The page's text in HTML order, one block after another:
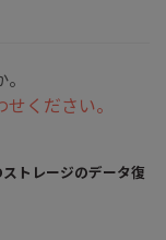
ください。
トレージのデータ復